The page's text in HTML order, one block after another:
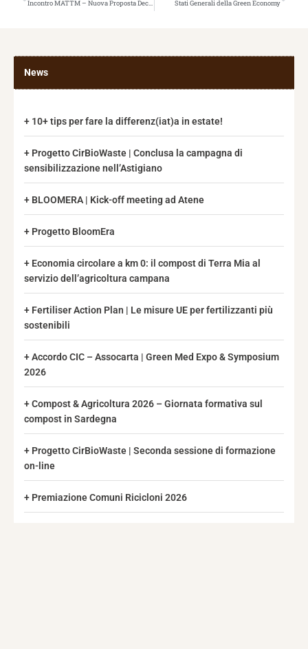
News
10+ tips per fare la differenz(iat)a in estate!
Progetto CirBioWaste | Conclusa la campagna di
sensibilizzazione nell’Astigiano
BLOOMERA | Kick-off meeting ad Atene
Progetto BloomEra
Economia circolare a km 0: il compost di Terra Mia al
servizio dell’agricoltura campana
Fertiliser Action Plan | Le misure UE per fertilizzanti più
sostenibili
Accordo CIC – Assocarta | Green Med Expo & Symposium
2026
Compost & Agricoltura 2026 – Giornata formativa sul
compost in Sardegna
Progetto CirBioWaste | Seconda sessione di formazione
on-line
Premiazione Comuni Ricicloni 2026
Incontro MATTM – Nuova Proposta Decreto Fanghi di Depurazione Stati Generali della Green Economy